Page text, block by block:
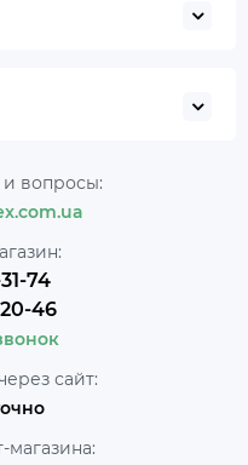
и вопросы:
74
46
сайт:
магазина: